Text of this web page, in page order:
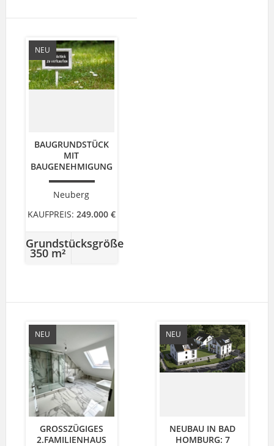
NEU
BAUGRUNDSTÜCK
MIT
BAUGENEHMIGUNG
Neuberg
KAUFPREIS: 249.000 €
Grundstücksgröße
350 m²
NEU
GROSSZÜGIGES 2
.FAMILIENHAUS K
NEU
NEUBAU IN BAD
HOMBURG: 7